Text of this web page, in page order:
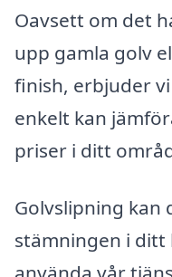
Oavsett om det
upp gamla golv
finish, erbjuder
enkelt kan
priser i ditt
Golvslipning
stämningen i ditt